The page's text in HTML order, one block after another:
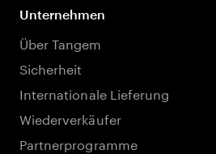
Unternehmen
Über Tangem
Sicherheit
Internationale Lieferung
Wiederverkäufer
Partnerprogramme